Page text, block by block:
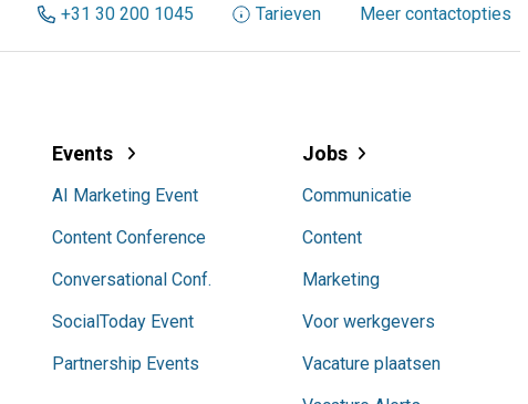
+31 30 200 1045 Tarieven Meer contactopties
Events
AI Marketing Event
Content Conference
Conversational Conf.
SocialToday Event
Partnership Events
Jobs
Communicatie
Content
Marketing
Voor werkgevers
Vacature plaatsen